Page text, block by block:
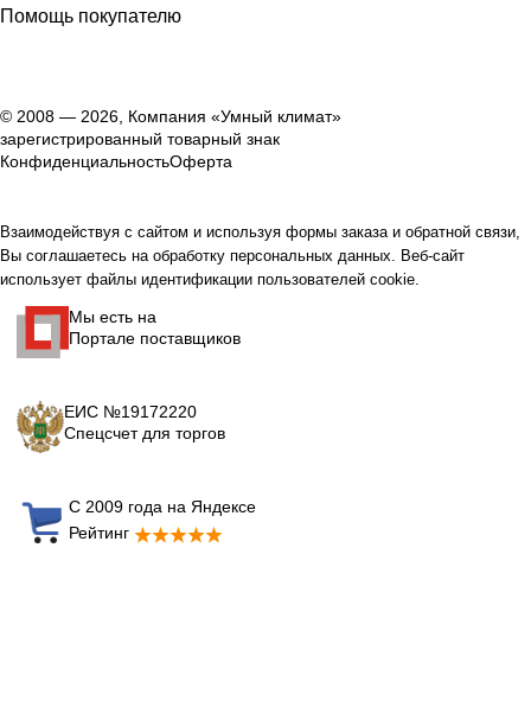
Помощь покупателю
© 2008 — 2026, Компания «Умный климат»
зарегистрированный товарный знак
КонфиденциальностьОферта
Взаимодействуя с сайтом и используя формы заказа и обратной связи,
Вы соглашаетесь на обработку персональных данных. Веб-сайт
использует файлы идентификации пользователей cookie.
Мы есть на
Портале поставщиков
ЕИС №19172220
Спецсчет для торгов
С 2009 года на Яндексе
Рейтинг